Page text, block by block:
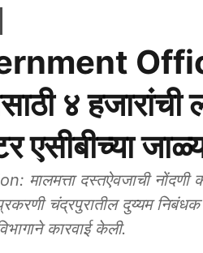
४
एसीबीच्या
मालमत्ता दस्तऐवजाची नोंदणी
चंद्रपुरातील दुय्यम
कारवाई केली.